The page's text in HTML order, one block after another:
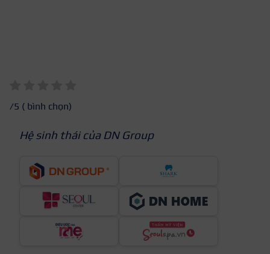
/5 ( bình chọn)
Hệ sinh thái của DN Group